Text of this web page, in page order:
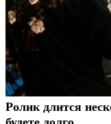
Ролик длится